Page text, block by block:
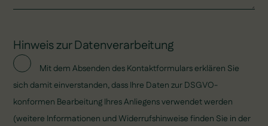
Hinweis zur Datenverarbeitung
Mit dem Absenden des Kontaktformulars erklären Sie
sich damit einverstanden, dass Ihre Daten zur DSGVO-
konformen Bearbeitung Ihres Anliegens verwendet werden
(weitere Informationen und Widerrufshinweise finden Sie in der